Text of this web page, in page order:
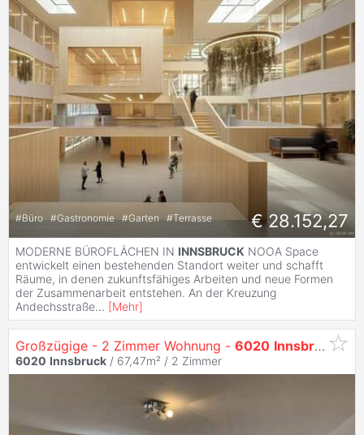
#Büro #Gastronomie #Garten #Terrasse € 28.152,27
MODERNE BÜROFLÄCHEN IN INNSBRUCK NOOA Space
entwickelt einen bestehenden Standort weiter und schafft
Räume, in denen zukunftsfähiges Arbeiten und neue Formen
der Zusammenarbeit entstehen. An der Kreuzung
Andechsstraße... [Mehr]
Großzügige - 2 Zimmer Wohnung - 6020 Innsbruck /
6020 Innsbruck / 67,47m² / 2 Zimmer